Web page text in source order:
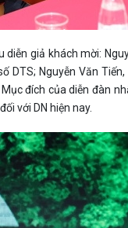
giả khách mời:
DTS; Nguyễn Văn
đích của diễn đàn
với DN hiện nay.